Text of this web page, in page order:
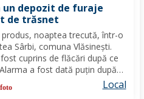
depozit de furaje
de trăsnet
noaptea trecută, într-o
Sârbi, comuna Vlăsinești.
cuprins de flăcări după ce
a fost dată puțin după
în cel mai scurt timp,
Local